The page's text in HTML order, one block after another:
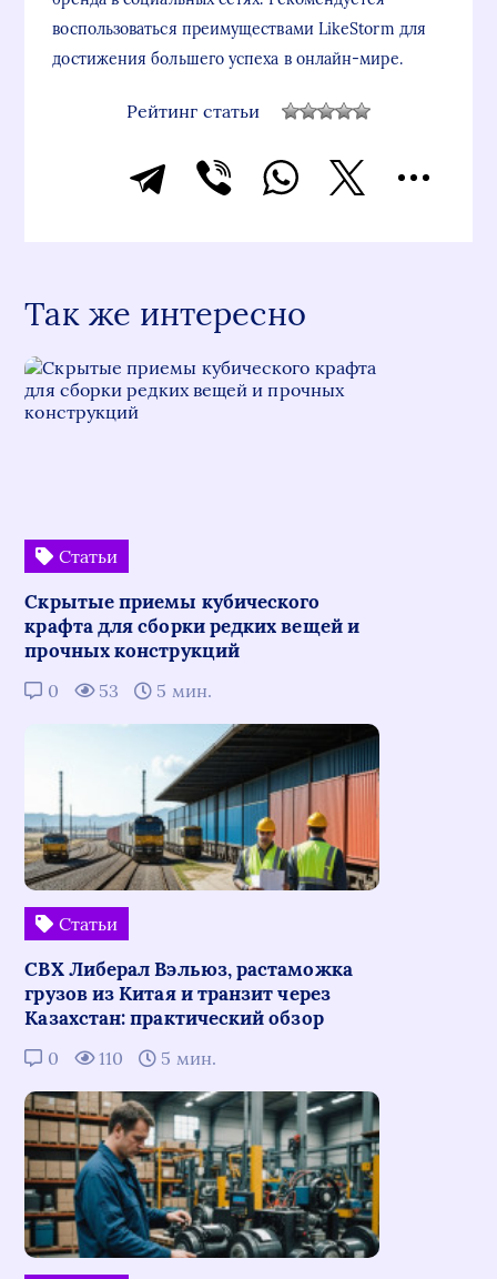
воспользоваться преимуществами LikeStorm для
достижения большего успеха в онлайн-мире.
Рейтинг статьи
Так же интересно
Статьи
Скрытые приемы кубического
крафта для сборки редких вещей и
прочных конструкций
0 53 5 мин.
Статьи
СВХ Либерал Вэльюз, растаможка
грузов из Китая и транзит через
Казахстан: практический обзор
0 110 5 мин.